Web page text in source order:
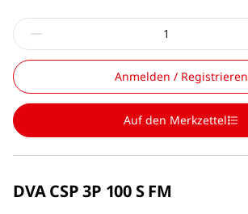
Anmelden / Registrieren
Auf den Merkzettel
DVA CSP 3P 100 S FM